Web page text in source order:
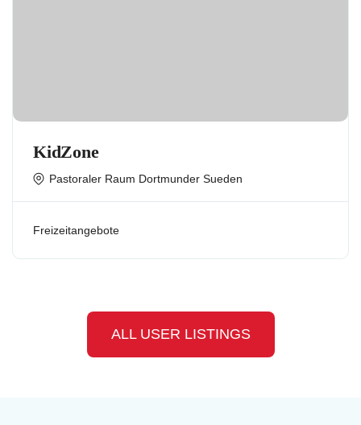
KidZone
Pastoraler Raum Dortmunder Sueden
Freizeitangebote
ALL USER LISTINGS